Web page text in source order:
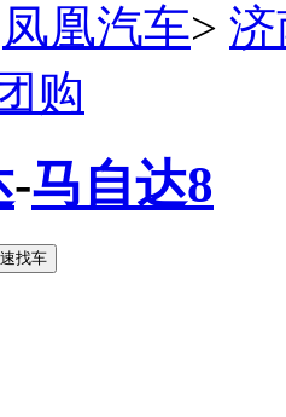
凤凰汽车>
购
-马自达8